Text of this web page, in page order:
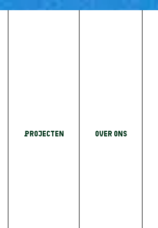
Projecten Over Ons
waarom kiezen mensen hiervoor?